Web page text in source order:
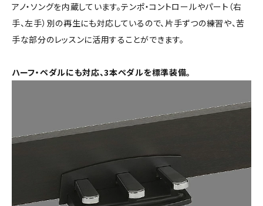
アノ・ソングを内蔵しています。テンポ・コントロールやパート（右
手、左手）別の再生にも対応しているので、片手ずつの練習や、苦
手な部分のレッスンに活用することができます。
ハーフ・ペダルにも対応、3本ペダルを標準装備。